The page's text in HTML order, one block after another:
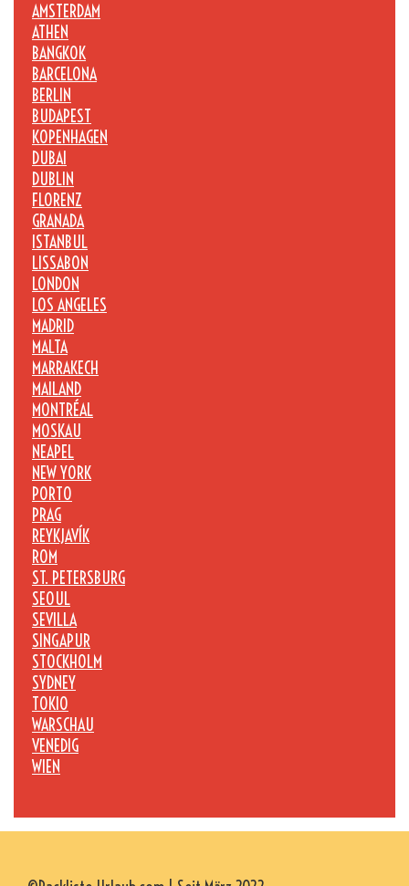
AMSTERDAM
ATHEN
BANGKOK
BARCELONA
BERLIN
BUDAPEST
KOPENHAGEN
DUBAI
DUBLIN
FLORENZ
GRANADA
ISTANBUL
LISSABON
LONDON
LOS ANGELES
MADRID
MALTA
MARRAKECH
MAILAND
MONTRÉAL
MOSKAU
NEAPEL
NEW YORK
PORTO
PRAG
REYKJAVÍK
ROM
ST. PETERSBURG
SEOUL
SEVILLA
SINGAPUR
STOCKHOLM
SYDNEY
TOKIO
WARSCHAU
VENEDIG
WIEN